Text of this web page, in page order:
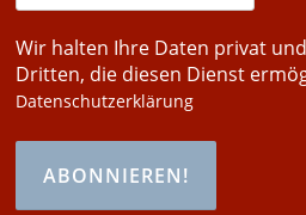
Wir halten Ihre Daten privat
Dritten, die diesen Dienst
Datenschutzerklärung